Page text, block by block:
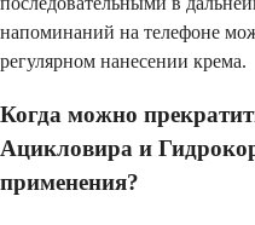
напоминаний на телефоне
регулярном нанесении крема.
Когда можно
Ацикловира и
применения?